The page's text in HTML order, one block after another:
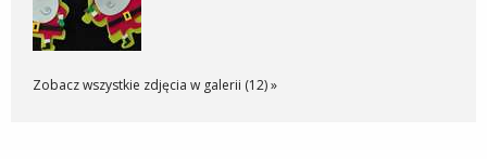
Zobacz wszystkie zdjęcia w galerii (12) »